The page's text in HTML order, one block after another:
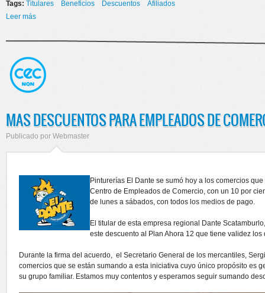
Tags: Titulares Beneficios Descuentos
Afiliados
Leer más
MAS DESCUENTOS PARA EMPLEADOS DE
Publicado por Webmaster
Pinturerías El Dante se sumó hoy a los comercios
Centro de Empleados de Comercio, con un 10 por
de lunes a sábados, con todos los medios de pago.
El titular de esta empresa regional Dante
este descuento al Plan Ahora 12 que tiene validez
Durante la firma del acuerdo, el Secretario General de los mercantiles,
comercios que se están sumando a esta iniciativa cuyo único propósito es
su grupo familiar. Estamos muy contentos y esperamos seguir sumando